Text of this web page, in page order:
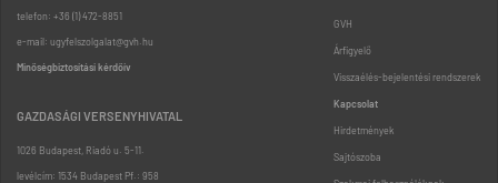
telefon: +36 (1) 472-8851
e-mail: ugyfelszolgalat@gvh.hu
Minőségbiztosítási kérdőív
GAZDASÁGI VERSENYHIVATAL
1026 Budapest, Riadó u. 5-11.
levélcím: 1534 Budapest Pf.: 958
GVH
Árfigyelő
Visszaélés-bejelentési rendszerek
Kapcsolat
Hirdetmények
Sajtószoba